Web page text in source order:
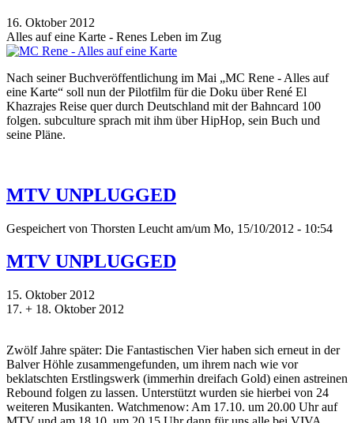
16. Oktober 2012
Alles auf eine Karte - Renes Leben im Zug
Nach seiner Buchveröffentlichung im Mai „MC Rene - Alles auf
eine Karte“ soll nun der Pilotfilm für die Doku über René El
Khazrajes Reise quer durch Deutschland mit der Bahncard 100
folgen. subculture sprach mit ihm über HipHop, sein Buch und
seine Pläne.
MTV UNPLUGGED
Gespeichert von Thorsten Leucht am/um Mo, 15/10/2012 - 10:54
MTV UNPLUGGED
15. Oktober 2012
17. + 18. Oktober 2012
Zwölf Jahre später: Die Fantastischen Vier haben sich erneut in der
Balver Höhle zusammengefunden, um ihrem nach wie vor
beklatschten Erstlingswerk (immerhin dreifach Gold) einen astreinen
Rebound folgen zu lassen. Unterstützt wurden sie hierbei von 24
weiteren Musikanten. Watchmenow: Am 17.10. um 20.00 Uhr auf